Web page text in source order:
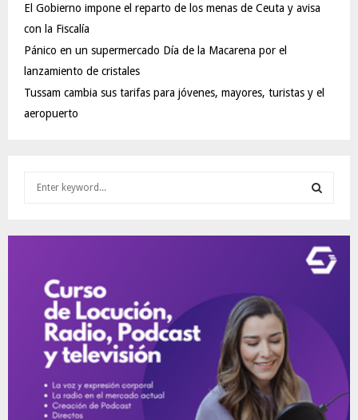
El Gobierno impone el reparto de los menas de Ceuta y avisa
con la Fiscalía
Pánico en un supermercado Día de la Macarena por el
lanzamiento de cristales
Tussam cambia sus tarifas para jóvenes, mayores, turistas y el
aeropuerto
E